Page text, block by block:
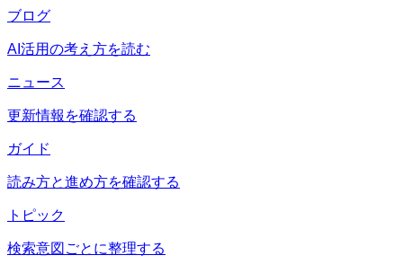
ブログ
AI活用の考え方を読む
ニュース
更新情報を確認する
ガイド
読み方と進め方を確認する
トピック
検索意図ごとに整理する